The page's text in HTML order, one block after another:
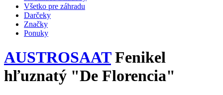
Všetko pre záhradu
Darčeky
Značky
Ponuky
AUSTROSAATFenikel
hľuznatý "De Florencia"